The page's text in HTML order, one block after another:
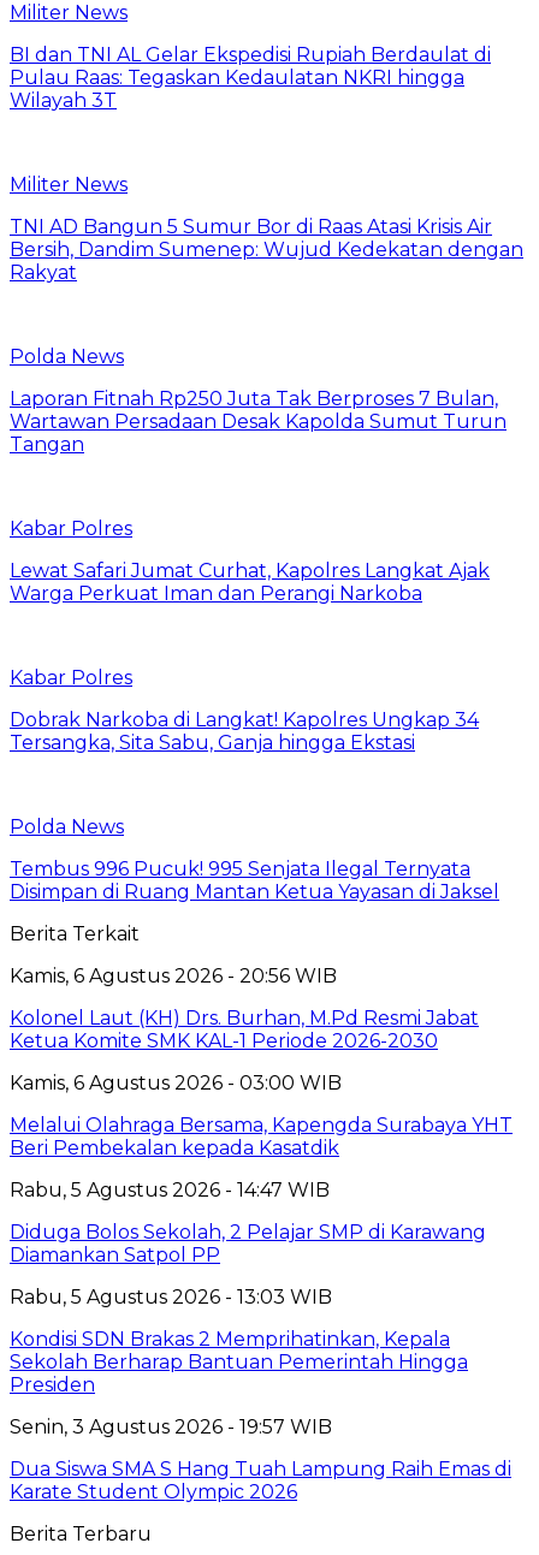
Militer News
BI dan TNI AL Gelar Ekspedisi Rupiah Berdaulat di
Pulau Raas: Tegaskan Kedaulatan NKRI hingga
Wilayah 3T
Militer News
TNI AD Bangun 5 Sumur Bor di Raas Atasi Krisis Air
Bersih, Dandim Sumenep: Wujud Kedekatan dengan
Rakyat
Polda News
Laporan Fitnah Rp250 Juta Tak Berproses 7 Bulan,
Wartawan Persadaan Desak Kapolda Sumut Turun
Tangan
Kabar Polres
Lewat Safari Jumat Curhat, Kapolres Langkat Ajak
Warga Perkuat Iman dan Perangi Narkoba
Kabar Polres
Dobrak Narkoba di Langkat! Kapolres Ungkap 34
Tersangka, Sita Sabu, Ganja hingga Ekstasi
Polda News
Tembus 996 Pucuk! 995 Senjata Ilegal Ternyata
Disimpan di Ruang Mantan Ketua Yayasan di Jaksel
Berita Terkait
Kamis, 6 Agustus 2026 - 20:56 WIB
Kolonel Laut (KH) Drs. Burhan, M.Pd Resmi Jabat
Ketua Komite SMK KAL-1 Periode 2026-2030
Kamis, 6 Agustus 2026 - 03:00 WIB
Melalui Olahraga Bersama, Kapengda Surabaya YHT
Beri Pembekalan kepada Kasatdik
Rabu, 5 Agustus 2026 - 14:47 WIB
Diduga Bolos Sekolah, 2 Pelajar SMP di Karawang
Diamankan Satpol PP
Rabu, 5 Agustus 2026 - 13:03 WIB
Kondisi SDN Brakas 2 Memprihatinkan, Kepala
Sekolah Berharap Bantuan Pemerintah Hingga
Presiden
Senin, 3 Agustus 2026 - 19:57 WIB
Dua Siswa SMA S Hang Tuah Lampung Raih Emas di
Karate Student Olympic 2026
Berita Terbaru